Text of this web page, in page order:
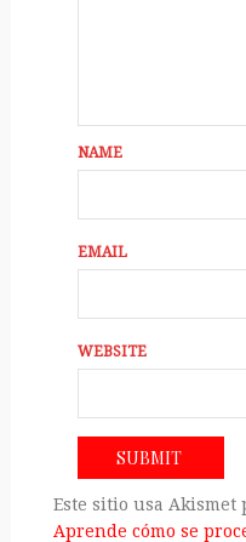
NAME
EMAIL
WEBSITE
Este sitio usa
Aprende cómo se